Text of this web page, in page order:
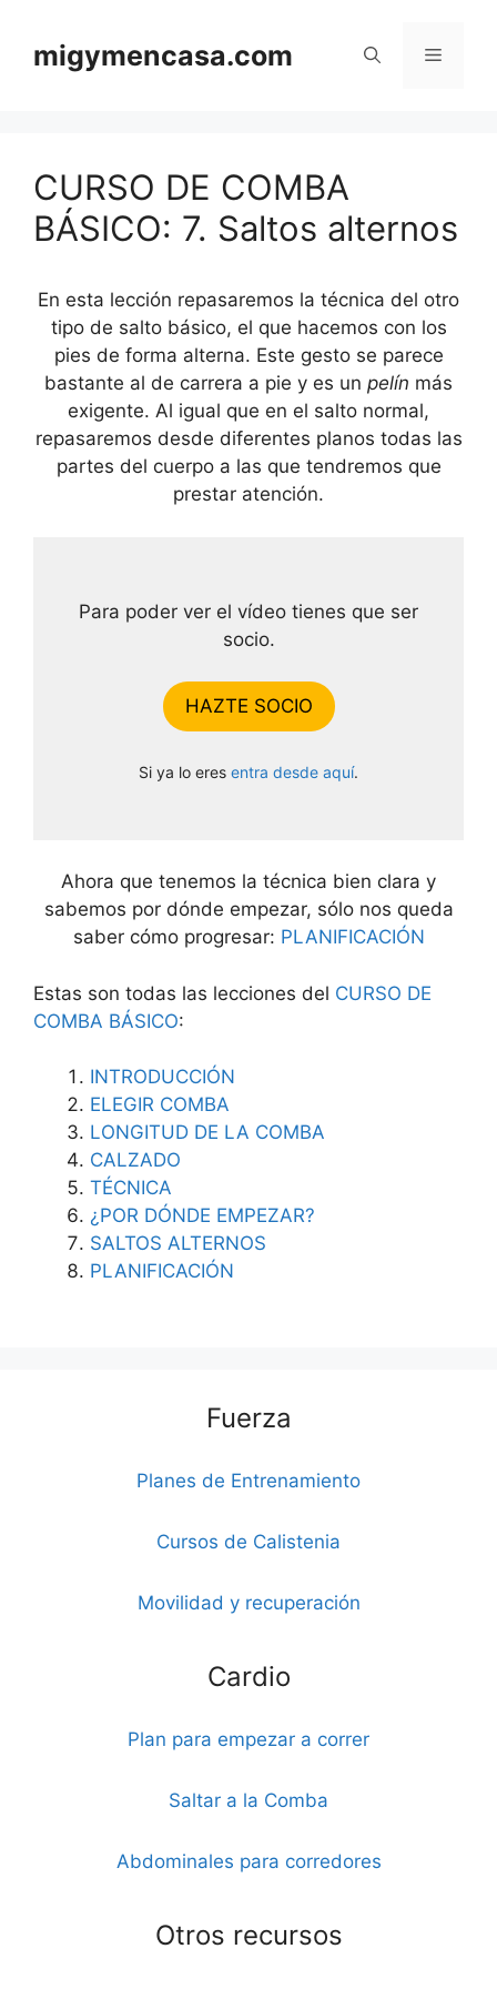
contenido
migymencasa.com Menú
CURSO DE COMBA
BÁSICO: 7. Saltos alternos
En esta lección repasaremos la técnica del otro
tipo de salto básico, el que hacemos con los
pies de forma alterna. Este gesto se parece
bastante al de carrera a pie y es un pelín más
exigente. Al igual que en el salto normal,
repasaremos desde diferentes planos todas las
partes del cuerpo a las que tendremos que
prestar atención.
Para poder ver el vídeo tienes que ser
socio.
HAZTE SOCIO
Si ya lo eres entra desde aquí.
Ahora que tenemos la técnica bien clara y
sabemos por dónde empezar, sólo nos queda
saber cómo progresar: PLANIFICACIÓN
Estas son todas las lecciones del CURSO DE
COMBA BÁSICO:
INTRODUCCIÓN
ELEGIR COMBA
LONGITUD DE LA COMBA
CALZADO
TÉCNICA
¿POR DÓNDE EMPEZAR?
SALTOS ALTERNOS
PLANIFICACIÓN
Fuerza
Planes de Entrenamiento
Cursos de Calistenia
Movilidad y recuperación
Cardio
Plan para empezar a correr
Saltar a la Comba
Abdominales para corredores
Otros recursos